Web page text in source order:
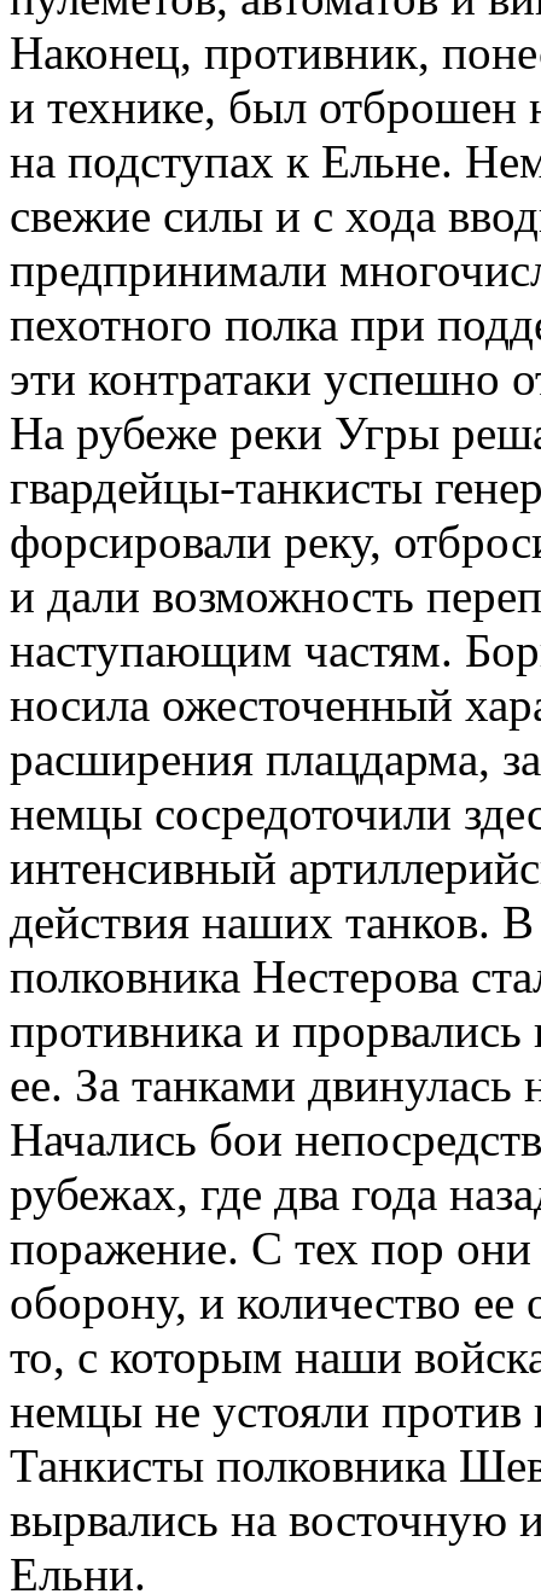
Наконец, противник,
и технике, был отброшен
на подступах к Ельне.
свежие силы и с хода
предпринимали
пехотного полка при
эти контратаки успешно
На рубеже реки Угры
гвардейцы-танкисты
форсировали реку,
и дали возможность
наступающим частям.
носила ожесточенный
расширения плацдарма,
немцы сосредоточили
интенсивный
действия наших танков.
полковника Нестерова
противника и прорвались
ее. За танками двинулась
Начались бои
рубежах, где два года
поражение. С тех пор они
оборону, и количество ее
то, с которым наши
немцы не устояли
Танкисты полковника
вырвались на восточную
Ельни.